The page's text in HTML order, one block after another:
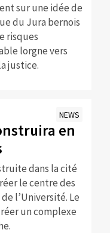
sur une idée de
du Jura bernois
risques
lorgne vers
justice.
NEWS
en
dans la cité
le centre des
l’Université. Le
un complexe